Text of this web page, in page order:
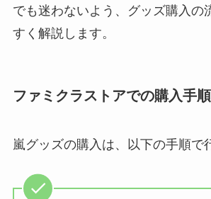
でも迷わないよう、グッズ購入の
すく解説します。
ファミクラストアでの購入手順
嵐グッズの購入は、以下の手順で